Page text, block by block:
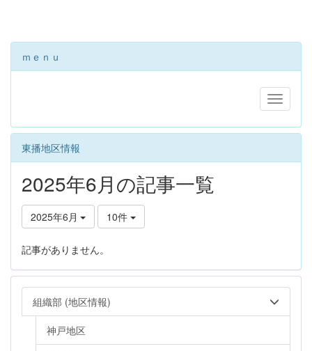
ｍｅｎｕ
東播地区情報
2025年6月の記事一覧
2025年6月 10件
記事がありません。
組織部 (地区情報)
神戸地区